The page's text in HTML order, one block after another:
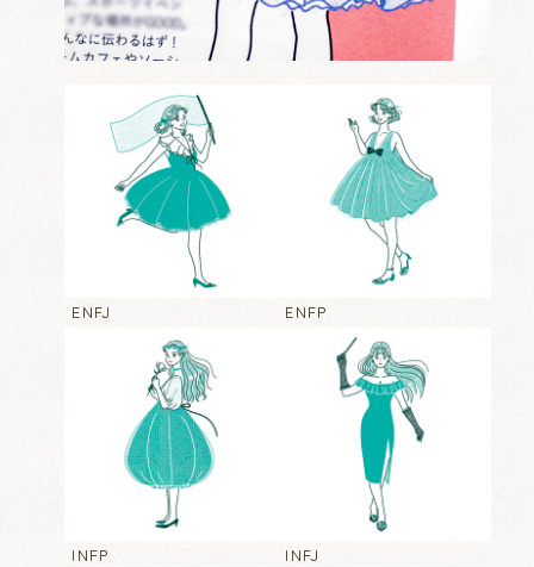
ENFJ ENFP
INFP INFJ